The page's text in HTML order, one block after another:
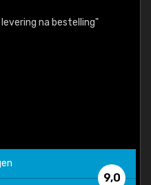
na bestelling"
9,0